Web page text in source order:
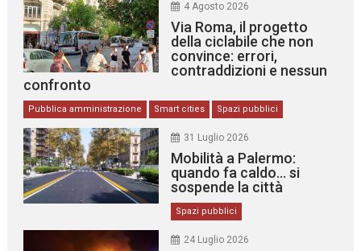
4 Agosto 2026
Via Roma, il progetto
della ciclabile che non
convince: errori,
contraddizioni e nessun
confronto
Pubblica amministrazione Smart cities Spazi pubblici
31 Luglio 2026
Mobilità a Palermo:
quando fa caldo… si
sospende la città
Spazi pubblici
24 Luglio 2026